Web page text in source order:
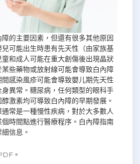
的主要因素，但還有很多其他原因
可能出生時患有先天性（由家族基
和成人可能在重大創傷後出現晶狀
些藥物或放射線可能會導致白內障
感染風疹可能會導致嬰儿期先天性
異常。糖尿病，任何類型的眼科手
激素均可導致白內障的早期發展。
通常是一種慢性疾病，對於大多數人
時間點進行醫療程序。白內障指南
信息。
。